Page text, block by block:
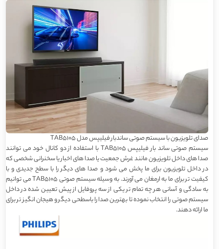
صدای تلویزیون با سیستم صوتی ساندبار فیلیپس مدل TAB5105
سیستم صوتی ساند بار فیلیپس TAB5105 با استفاده از دو کانال خود می توانند
صدا های داخل تلویزیون مانند غرش جمعیت یا صدا های اخبار یا سخنرانی شخصی که
در داخل تلویزیون برای ما پخش می شود و صدا های دیگر را با سطح جدیدی و با
کیفیت تر برای ما به ارمغان می آورند. به وسیله سیستم صوتی TAB5105 می توانیم
به سادگی و آسانی هر چه تمام تر یکی از سه پروفایل از پیش تعیین شده در داخل
سیستم صوتی را انتخاب نموده تا بهترین صدا را باسطحی دیگر و هیجان انگیز تر برای
ما ارائه دهند.